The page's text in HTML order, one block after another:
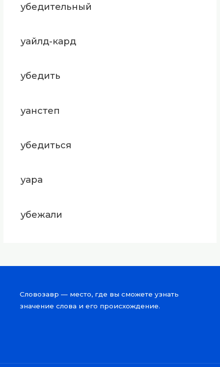
убедительный
уайлд-кард
убедить
уанстеп
убедиться
уара
убежали
Словозавр — место, где вы сможете узнать
значение слова и его происхождение.